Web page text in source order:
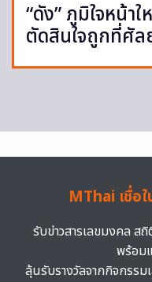
“ดัง” ภูมิใจหน้า
ตัดสินใจถูกที่ศัล
MThai เชื่อ
รับข่าวสารเลขมงคล ส
พร้อม
ลุ้นรับรางวัลจากกิจกรร